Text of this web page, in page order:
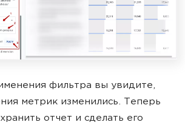
фильтра вы увидите,
метрик изменились. Теперь
отчет и сделать его